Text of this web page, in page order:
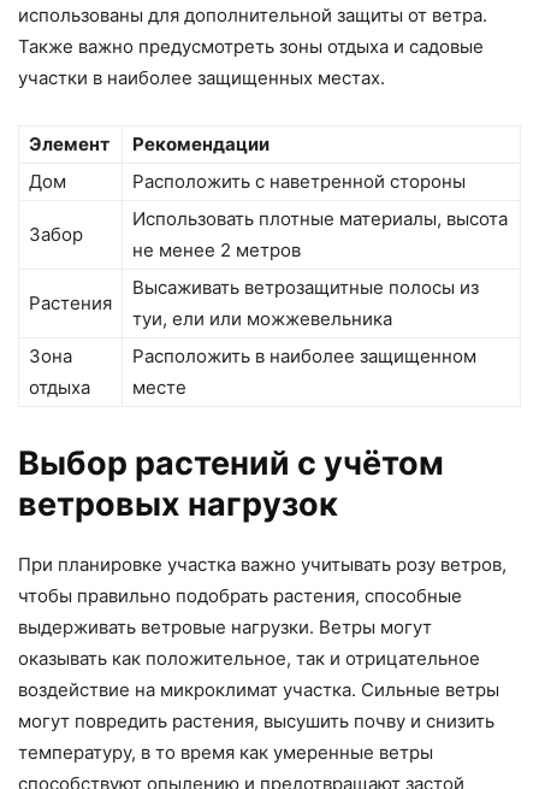
использованы для дополнительной защиты от ветра.
Также важно предусмотреть зоны отдыха и садовые
участки в наиболее защищенных местах.
Элемент
Рекомендации
Дом
Расположить с наветренной стороны
Забор
Использовать плотные материалы, высота
не менее 2 метров
Растения
Высаживать ветрозащитные полосы из
туи, ели или можжевельника
Зона
отдыха
Расположить в наиболее защищенном
месте
Выбор растений с учётом
ветровых нагрузок
При планировке участка важно учитывать розу ветров,
чтобы правильно подобрать растения, способные
выдерживать ветровые нагрузки. Ветры могут
оказывать как положительное, так и отрицательное
воздействие на микроклимат участка. Сильные ветры
могут повредить растения, высушить почву и снизить
температуру, в то время как умеренные ветры
способствуют опылению и предотвращают застой